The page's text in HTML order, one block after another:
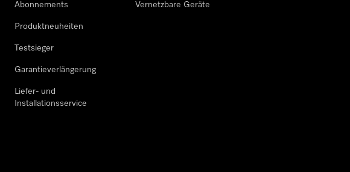
Abonnements
Produktneuheiten
Testsieger
Garantieverlängerung
Liefer- und
Installationsservice
Vernetzbare Geräte